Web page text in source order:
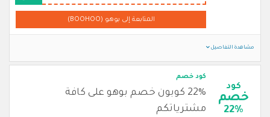
المتابعة إلى بوهو (BOOHOO)
مشاهدة التفاصيل
كود
خصم
22%
كود خصم
22% كوبون خصم بوهو على كافة
مشترياتكم